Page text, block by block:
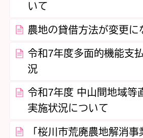
いて
農地の貸借方法が変更に
令和7年度多面的機能支
況
令和7年度 中山間地域等
実施状況について
「桜川市荒廃農地解消